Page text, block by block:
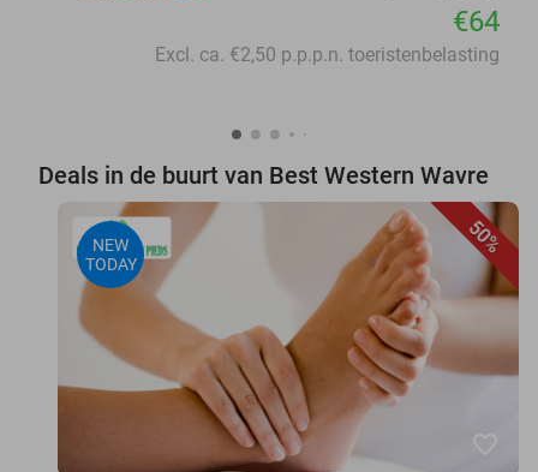
€64
Excl. ca. €2,50 p.p.p.n. toeristenbelasting
Deals in de buurt van Best Western Wavre
50%
NEW
TODAY